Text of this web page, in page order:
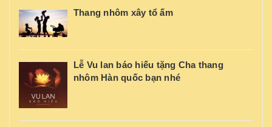
Thang nhôm xây tổ ấm
Lễ Vu lan báo hiếu tặng Cha thang
nhôm Hàn quốc bạn nhé